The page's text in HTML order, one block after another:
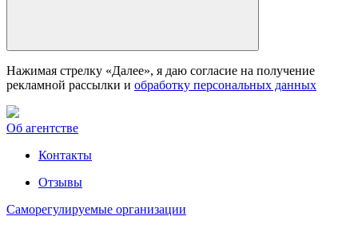
Нажимая стрелку «Далее», я даю согласие на получение
рекламной рассылки и обработку персональных данных
Об агентстве
Контакты
Отзывы
Саморегулируемые организации